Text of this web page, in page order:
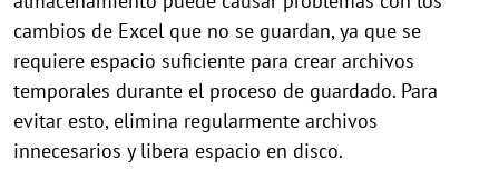
cambios de Excel que no se guardan, ya que se
requiere espacio suficiente para crear archivos
temporales durante el proceso de guardado. Para
evitar esto, elimina regularmente archivos
innecesarios y libera espacio en disco.